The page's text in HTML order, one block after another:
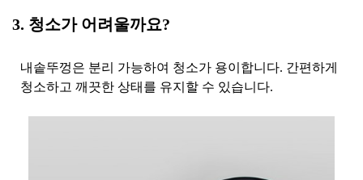
3. 청소가 어려울까요?
내솥뚜껑은 분리 가능하여 청소가 용이합니다. 간편하게
청소하고 깨끗한 상태를 유지할 수 있습니다.